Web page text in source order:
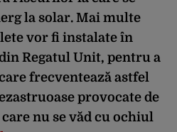
la solar. Mai multe
vor fi instalate în
Regatul Unit, pentru a
frecventează astfel
provocate de
nu se văd cu ochiul